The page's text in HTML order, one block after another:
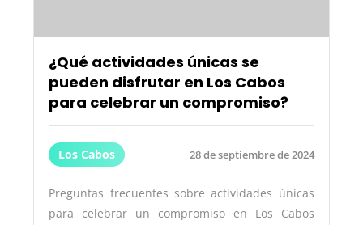
¿Qué actividades únicas se
pueden disfrutar en Los Cabos
para celebrar un compromiso?
Los Cabos 28 de septiembre de 2024
Preguntas frecuentes sobre actividades únicas
para celebrar un compromiso en Los Cabos